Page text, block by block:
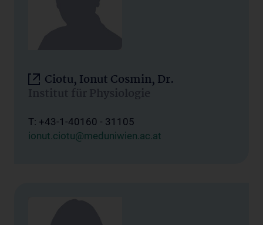
Ciotu, Ionut Cosmin, Dr.
Institut für Physiologie
T: +43-1-40160 - 31105
ionut.ciotu@meduniwien.ac.at